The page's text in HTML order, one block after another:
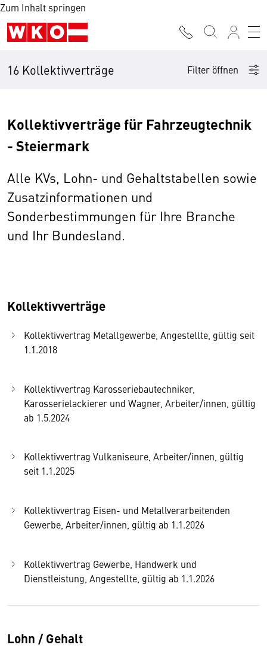
Zum Inhalt springen
16 Kollektivverträge Filter öffnen
Kollektivverträge für Fahrzeugtechnik
- Steiermark
Alle KVs, Lohn- und Gehaltstabellen sowie
Zusatzinformationen und
Sonderbestimmungen für Ihre Branche
und Ihr Bundesland.
Kollektivverträge
Kollektivvertrag Metallgewerbe, Angestellte, gültig seit
1.1.2018
Kollektivvertrag Karosseriebautechniker,
Karosserielackierer und Wagner, Arbeiter/innen, gültig
ab 1.5.2024
Kollektivvertrag Vulkaniseure, Arbeiter/innen, gültig
seit 1.1.2025
Kollektivvertrag Eisen- und Metallverarbeitenden
Gewerbe, Arbeiter/innen, gültig ab 1.1.2026
Kollektivvertrag Gewerbe, Handwerk und
Dienstleistung, Angestellte, gültig ab 1.1.2026
Lohn / Gehalt